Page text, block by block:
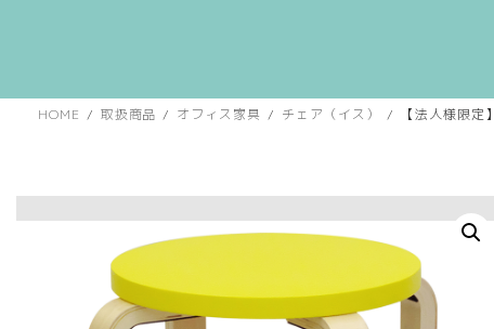
HOME 取扱商品 オフィス家具 チェア（イス） 【法人様限